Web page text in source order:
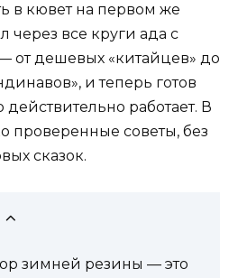
в кювет на первом же
через все круги ада с
дешевых «китайцев» до
и теперь готов
действительно работает. В
проверенные советы, без
сказок.
зимней резины — это